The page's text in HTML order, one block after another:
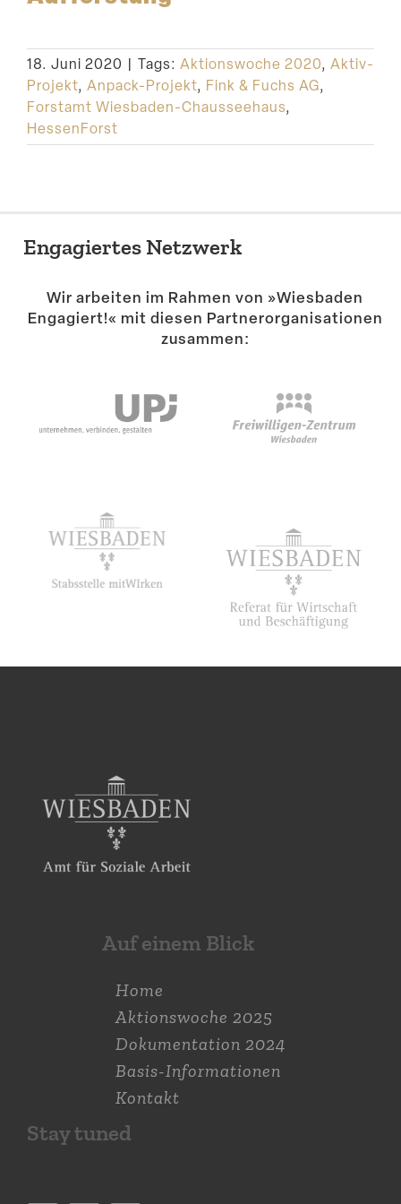
18. Juni 2020 | Tags: Aktionswoche 2020, Aktiv-
Projekt, Anpack-Projekt, Fink & Fuchs AG,
Forstamt Wiesbaden-Chausseehaus,
HessenForst
Engagiertes Netzwerk
Wir arbeiten im Rahmen von »Wiesbaden
Engagiert!« mit diesen Partner­or­ga­ni­sa­tionen
zusammen:
Auf einem Blick
Home
Aktions­woche 2025
Dokumen­tation 2024
Basis-Informationen
Kontakt
Stay tuned